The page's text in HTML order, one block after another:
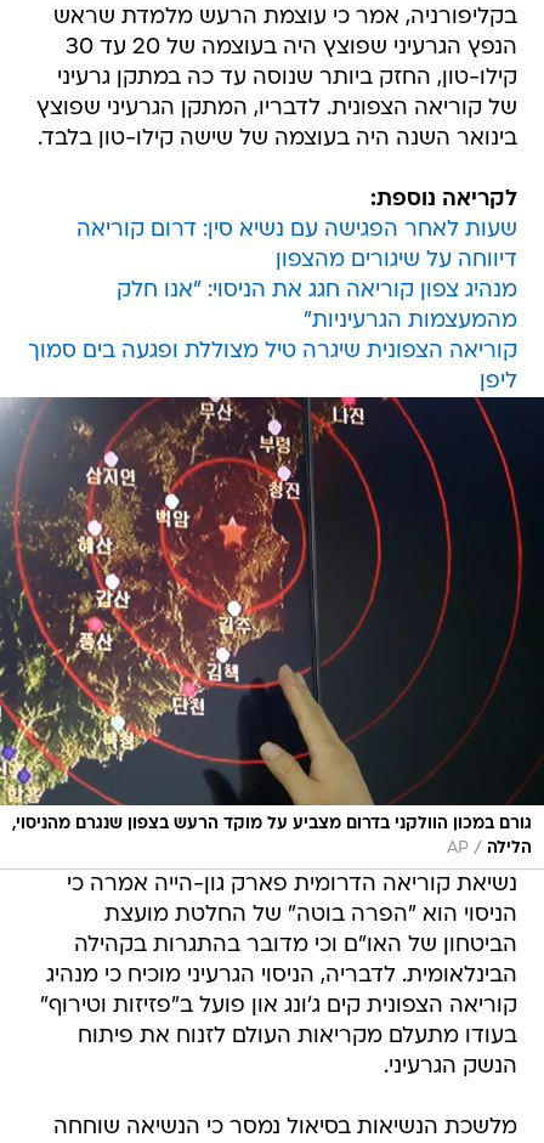
בקליפורניה, אמר כי עוצמת הרעש מלמדת שראש
הנפץ הגרעיני שפוצץ היה בעוצמה של 20 עד 30
קילו-טון, החזק ביותר שנוסה עד כה במתקן גרעיני
של קוריאה הצפונית. לדבריו, המתקן הגרעיני שפוצץ
בינואר השנה היה בעוצמה של שישה קילו-טון בלבד.
לקריאה נוספת:
שעות לאחר הפגישה עם נשיא סין: דרום קוריאה
דיווחה על שיגורים מהצפון
מנהיג צפון קוריאה חגג את הניסוי: "אנו חלק
מהמעצמות הגרעיניות"
קוריאה הצפונית שיגרה טיל מצוללת ופגעה בים סמוך
ליפן
גורם במכון הוולקני בדרום מצביע על מוקד הרעש בצפון שנגרם מהניסוי,
הלילה /
AP
נשיאת קוריאה הדרומית פארק גון-הייה אמרה כי
הניסוי הוא "הפרה בוטה" של החלטת מועצת
הביטחון של האו"ם וכי מדובר בהתגרות בקהילה
הבינלאומית. לדבריה, הניסוי הגרעיני מוכיח כי מנהיג
קוריאה הצפונית קים ג'ונג און פועל ב"פזיזות וטירוף"
בעודו מתעלם מקריאות העולם לזנוח את פיתוח
הנשק הגרעיני.
מלשכת הנשיאות בסיאול נמסר כי הנשיאה שוחחה